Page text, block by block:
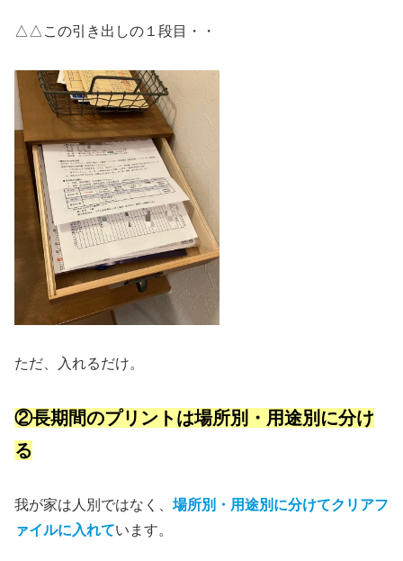
△△この引き出しの１段目・・
ただ、入れるだけ。
②長期間のプリントは場所別・用途別に分け
る
我が家は人別ではなく、 場所別・用途別に分けてクリアフ
ァイルに入れています。